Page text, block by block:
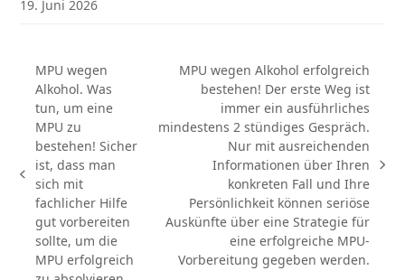
19. Juni 2026
vorheriger
Beitrag:
MPU wegen
Alkohol. Was
tun, um eine
MPU zu
bestehen! Sicher
ist, dass man
sich mit
fachlicher Hilfe
gut vorbereiten
sollte, um die
MPU erfolgreich
MPU wegen Alkohol erfolgreich
bestehen! Der erste Weg ist
immer ein ausführliches
mindestens 2 stündiges Gespräch.
Nur mit ausreichenden
Informationen über Ihren
konkreten Fall und Ihre
Persönlichkeit können seriöse
Auskünfte über eine Strategie für
eine erfolgreiche MPU-
Vorbereitung gegeben werden.